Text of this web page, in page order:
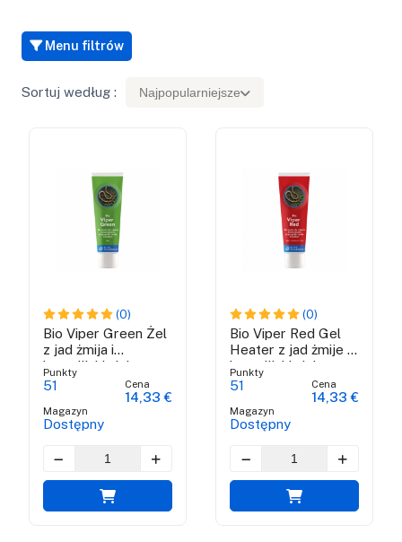
Menu filtrów
Sortuj według : Najpopularniejsze
(0)
Bio Viper Green Żel
z jad żmija i
brazylijski zielony
propolis - 100 ml
Punkty
51
Magazyn
Dostępny
Cena
14,33 €
(0)
Bio Viper Red Gel
Heater z jad żmije i
brazylijski zielony
propolis - 100 ml
Punkty
51
Magazyn
Dostępny
Cena
14,33 €